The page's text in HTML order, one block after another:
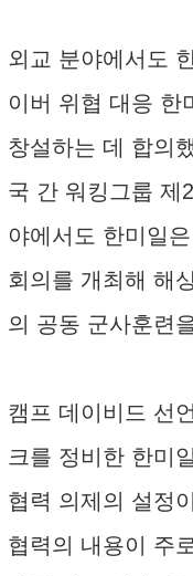
외교 분야에서도
이버 위협 대응 한
창설하는 데 합의
국 간 워킹그룹 제
야에서도 한미일
회의를 개최해 해
의 공동 군사훈련
캠프 데이비드 선
크를 정비한 한미
협력 의제의 설정
협력의 내용이 주